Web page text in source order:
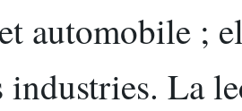
automobile ;
industries. La